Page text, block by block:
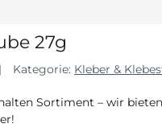
27g
Kategorie: Kleber &
Sortiment – wir